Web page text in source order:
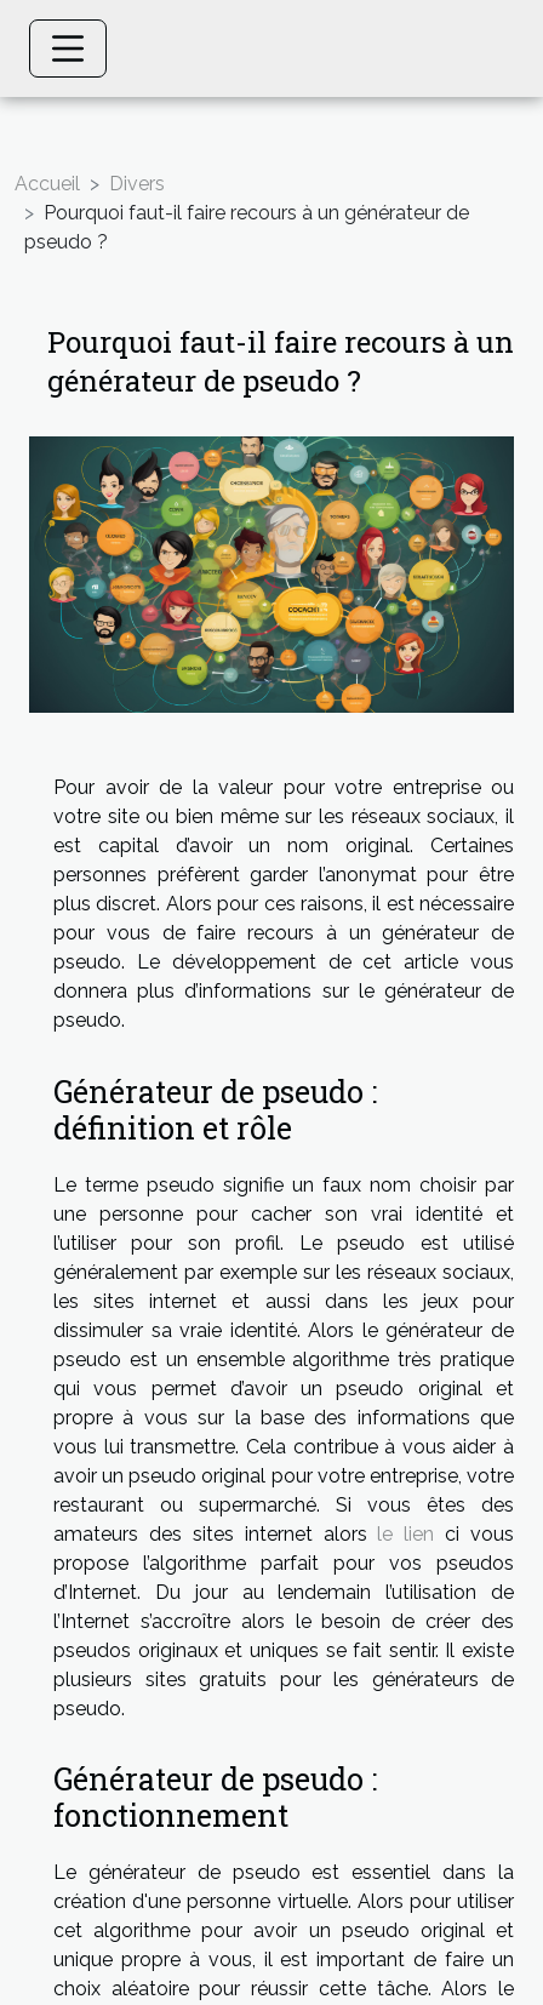
Accueil
Divers
Pourquoi faut-il faire recours à un générateur de
pseudo ?
Pourquoi faut-il faire recours à un
générateur de pseudo ?
Pour avoir de la valeur pour votre entreprise ou
votre site ou bien même sur les réseaux sociaux, il
est capital d’avoir un nom original. Certaines
personnes préfèrent garder l’anonymat pour être
plus discret. Alors pour ces raisons, il est nécessaire
pour vous de faire recours à un générateur de
pseudo. Le développement de cet article vous
donnera plus d’informations sur le générateur de
pseudo.
Générateur de pseudo :
définition et rôle
Le terme pseudo signifie un faux nom choisir par
une personne pour cacher son vrai identité et
l’utiliser pour son profil. Le pseudo est utilisé
généralement par exemple sur les réseaux sociaux,
les sites internet et aussi dans les jeux pour
dissimuler sa vraie identité. Alors le générateur de
pseudo est un ensemble algorithme très pratique
qui vous permet d’avoir un pseudo original et
propre à vous sur la base des informations que
vous lui transmettre. Cela contribue à vous aider à
avoir un pseudo original pour votre entreprise, votre
restaurant ou supermarché. Si vous êtes des
amateurs des sites internet alors le lien ci vous
propose l’algorithme parfait pour vos pseudos
d’Internet. Du jour au lendemain l’utilisation de
l’Internet s’accroître alors le besoin de créer des
pseudos originaux et uniques se fait sentir. Il existe
plusieurs sites gratuits pour les générateurs de
pseudo.
Générateur de pseudo :
fonctionnement
Le générateur de pseudo est essentiel dans la
création d'une personne virtuelle. Alors pour utiliser
cet algorithme pour avoir un pseudo original et
unique propre à vous, il est important de faire un
choix aléatoire pour réussir cette tâche. Alors le